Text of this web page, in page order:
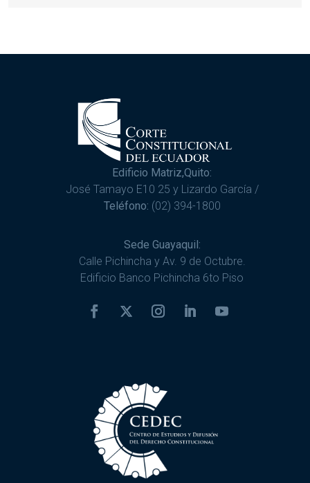
Edificio Matriz,Quito:
José Tamayo E10 25 y Lizardo García /
Teléfono: (02) 394-1800
Sede Guayaquil:
Calle Pichincha y Av. 9 de Octubre.
Edificio Banco Pichincha 6to Piso